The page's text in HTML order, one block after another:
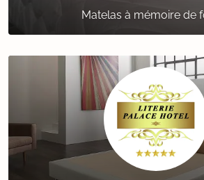
Matelas à mémoire de